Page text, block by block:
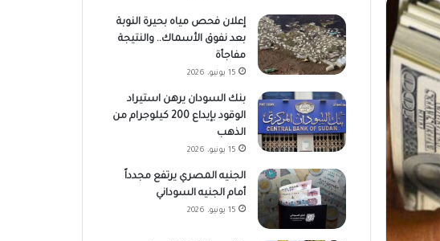
إعلان فحص مياه بحيرة النوبة
بعد نفوق الأسماك.. والنتيجة
مفاجأة
15 يونيو، 2026
بنك السودان يرهن استيراد
الوقود بإيداع 200 كيلوجرام من
الذهب
15 يونيو، 2026
الجنيه المصري يرتفع مجدداً
أمام الجنيه السوداني
15 يونيو، 2026